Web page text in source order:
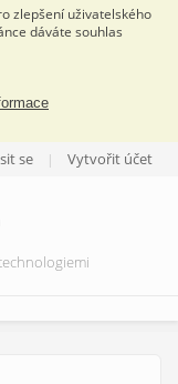
zlepšení uživatelského
dáváte souhlas
se Vytvořit účet